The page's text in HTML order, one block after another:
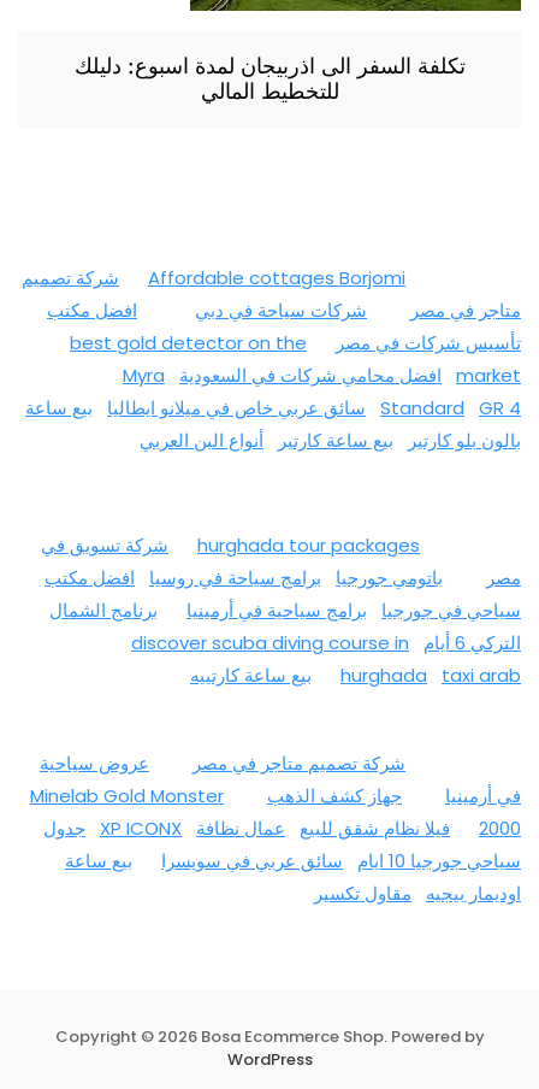
تكلفة السفر الى اذربيجان لمدة اسبوع: دليلك
للتخطيط المالي
Affordable cottages Borjomi
شركة تصميم
متاجر في مصر
شركات سياحة في دبي
افضل مكتب
تأسيس شركات في مصر
best gold detector on the
market
افضل محامي شركات في السعودية
Myra
Standard
GR 4 سائق عربي خاص في ميلانو ايطاليا
بيع ساعة
بالون بلو كارتير
بيع ساعة كارتير أنواع البن العربي
hurghada tour packages
شركة تسويق في
مصر
باتومي جورجيا برامج سياحة في روسيا
افضل مكتب
سياحي في جورجيا
برامج سياحية في أرمينيا
برنامج الشمال
التركي 6 أيام
discover scuba diving course in
hurghada
taxi arab بيع ساعة كارتييه
شركة تصميم متاجر في مصر
عروض سياحية
في أرمينيا
جهاز كشف الذهب
Minelab Gold Monster
2000
فيلا نظام شقق للبيع عمال نظافة XP ICONX
جدول
سياحي جورجيا 10 ايام
سائق عربي في سويسرا
بيع ساعة
اوديمار بيجيه
مقاول تكسير
Copyright © 2026 Bosa Ecommerce Shop. Powered by
WordPress